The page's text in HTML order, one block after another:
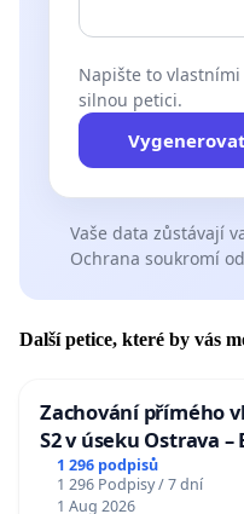
Napište to
silnou petici.
Vaše data zůstávají
Ochrana soukromí
Další petice, které by vás
Zachování přímého
S2 v úseku Ostrava
u Jablunkova
1 296 podpisů
1 296 Podpisy / 7 dní
1 Aug 2026